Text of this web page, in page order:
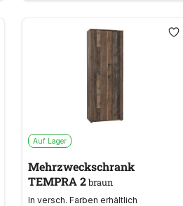
Auf Lager
Mehrzweckschrank
TEMPRA 2braun
In versch. Farben erhältlich